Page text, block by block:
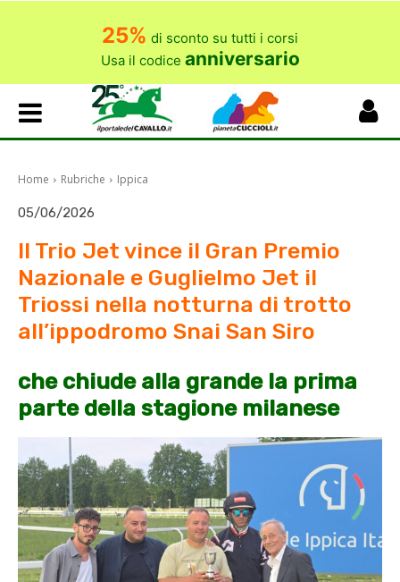
25% di sconto su tutti i corsi
Usa il codice anniversario
Home Rubriche Ippica
05/06/2026
Il Trio Jet vince il Gran Premio
Nazionale e Guglielmo Jet il
Triossi nella notturna di trotto
all’ippodromo Snai San Siro
che chiude alla grande la prima
parte della stagione milanese